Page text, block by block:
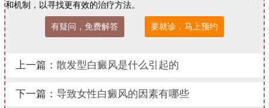
和机制，以寻找更有效的治疗方法。
有疑问，免费解答 要就诊，马上预约
上一篇： 散发型白癜风是什么引起的
下一篇： 导致女性白癜风的因素有哪些